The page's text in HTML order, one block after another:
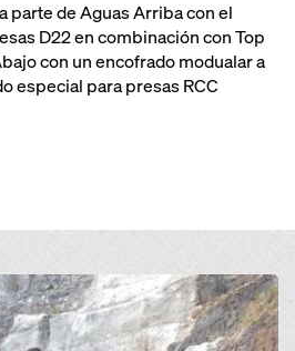
parte de Aguas Arriba con el
D22 en combinación con Top
con un encofrado modualar a
especial para presas RCC